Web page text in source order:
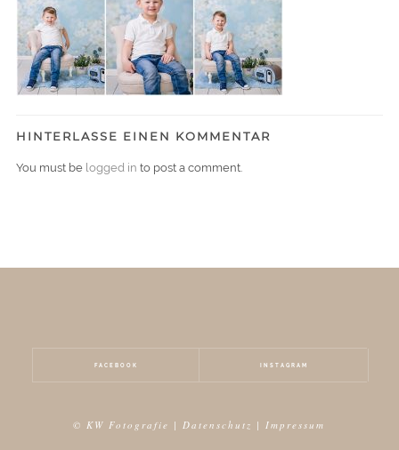
HINTERLASSE EINEN KOMMENTAR
You must be logged in to post a comment.
FACEBOOK INSTAGRAM
© KW Fotografie |Datenschutz |Impressum